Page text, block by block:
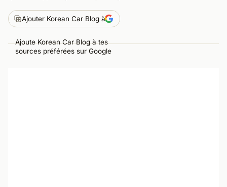
Ajouter Korean Car Blog à
Ajoute Korean Car Blog à tes
sources préférées sur Google